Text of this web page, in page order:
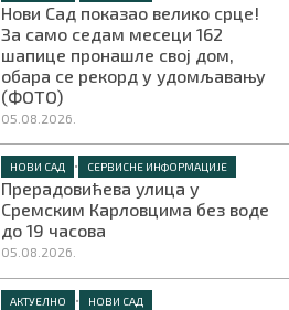
Нови Сад показао велико срце!
За само седам месеци 162
шапице пронашле свој дом,
обара се рекорд у удомљавању
(ФОТО)
05.08.2026.
НОВИ САД • СЕРВИСНЕ ИНФОРМАЦИЈЕ
Прерадовићева улица у
Сремским Карловцима без воде
до 19 часова
05.08.2026.
АКТУЕЛНО • НОВИ САД